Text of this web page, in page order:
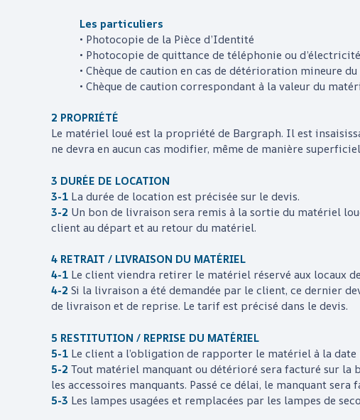
Les particuliers
• Photocopie de la Pièce d’Identité
• Photocopie de quittance de téléphonie ou d’électricité
• Chèque de caution en cas de détérioration mineure
• Chèque de caution correspondant à la valeur du
2 PROPRIÉTÉ
Le matériel loué est la propriété de Bargraph. Il est
ne devra en aucun cas modifier, même de manière
3 DURÉE DE LOCATION
3-1 La durée de location est précisée sur le devis.
3-2 Un bon de livraison sera remis à la sortie du matériel
client au départ et au retour du matériel.
4 RETRAIT / LIVRAISON DU MATÉRIEL
4-1 Le client viendra retirer le matériel réservé aux locaux de
4-2 Si la livraison a été demandée par le client, ce dernier
de livraison et de reprise. Le tarif est précisé dans le devis.
5 RESTITUTION / REPRISE DU MATÉRIEL
5-1 Le client a l’obligation de rapporter le matériel à la
5-2 Tout matériel manquant ou détérioré sera facturé sur
les accessoires manquants. Passé ce délai, le manquant sera
5-3 Les lampes usagées et remplacées par les lampes de